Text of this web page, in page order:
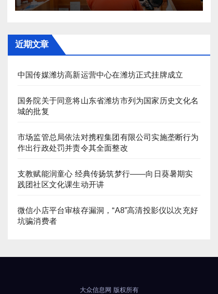
近期文章
中国传媒潍坊高新运营中心在潍坊正式挂牌成立
国务院关于同意将山东省潍坊市列为国家历史文化名
城的批复
市场监管总局依法对携程集团有限公司实施垄断行为
作出行政处罚并责令其全面整改
支教赋能润童心 经典传扬筑梦行——向日葵暑期实
践团社区文化课生动开讲
微信小店平台审核存漏洞，“A8”高清投影仪以次充好
坑骗消费者
大众信息网 版权所有